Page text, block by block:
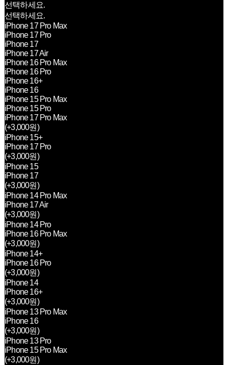
선택하세요.
선택하세요.
iPhone 17 Pro Max
iPhone 17 Pro
iPhone 17
iPhone 17 Air
iPhone 16 Pro Max
iPhone 16 Pro
iPhone 16+
iPhone 16
iPhone 15 Pro Max
iPhone 15 Pro
iPhone 17 Pro Max
(+3,000원)
iPhone 15+
iPhone 17 Pro
(+3,000원)
iPhone 15
iPhone 17
(+3,000원)
iPhone 14 Pro Max
iPhone 17 Air
(+3,000원)
iPhone 14 Pro
iPhone 16 Pro Max
(+3,000원)
iPhone 14+
iPhone 16 Pro
(+3,000원)
iPhone 14
iPhone 16+
(+3,000원)
iPhone 13 Pro Max
iPhone 16
(+3,000원)
iPhone 13 Pro
iPhone 15 Pro Max
(+3,000원)